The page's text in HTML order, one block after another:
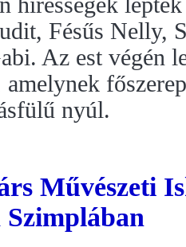
Fésűs Nelly,
Az est végén
nyúl.
Művészeti